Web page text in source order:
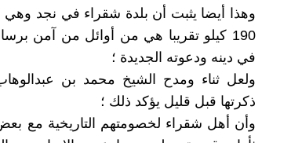
وهذا أيضا يثبت أن بلدة شقراء في نجد
190 كيلو تقريبا هي من أوائل من آمن
في دينه ودعوته الجديدة ؛
ولعل ثناء ومدح الشيخ محمد بن
ذكرتها قبل قليل يؤكد ذلك ؛
وأن أهل شقراء لخصومتهم التاريخية مع بعض